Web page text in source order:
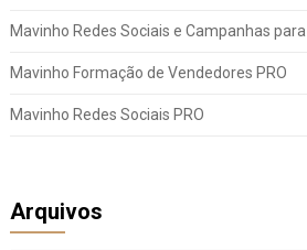
Mavinho Redes Sociais e Campanhas
Mavinho Formação de Vendedores PRO
Mavinho Redes Sociais PRO
Arquivos